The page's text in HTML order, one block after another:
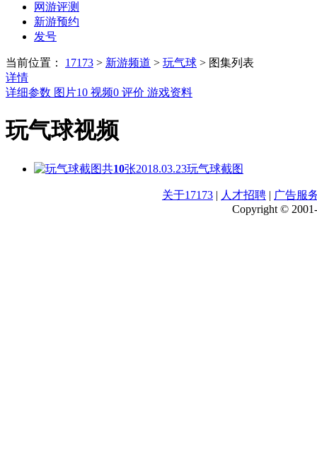
网游评测
新游预约
发号
当前位置： 17173 > 新游频道 > 玩气球 > 图集列表
详情
详细参数 图片10 视频0 评价 游戏资料
玩气球视频
共10张2018.03.23玩气球截图
关于17173 | 人才招聘 | 广告服
Copyright ©